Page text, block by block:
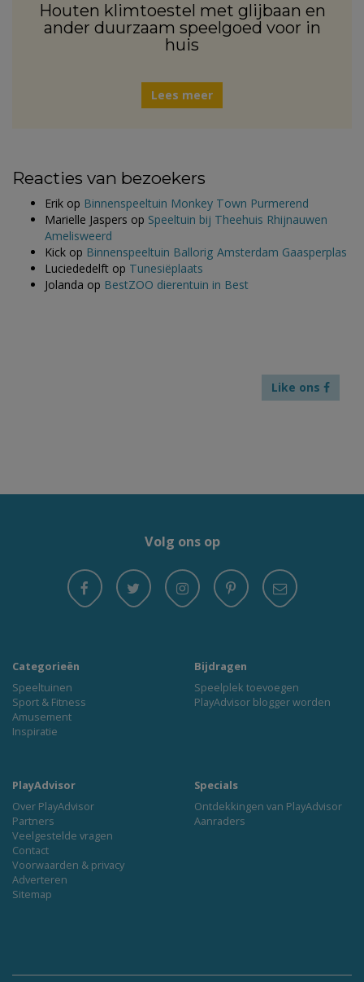
Houten klimtoestel met glijbaan en
ander duurzaam speelgoed voor in
huis
Lees meer
Reacties van bezoekers
Erik op Binnenspeeltuin Monkey Town Purmerend
Marielle Jaspers op Speeltuin bij Theehuis Rhijnauwen
Amelisweerd
Kick op Binnenspeeltuin Ballorig Amsterdam Gaasperplas
Luciededelft op Tunesiëplaats
Jolanda op BestZOO dierentuin in Best
Like ons
Volg ons op
Categorieën
Speeltuinen
Sport & Fitness
Amusement
Inspiratie
Bijdragen
Speelplek toevoegen
PlayAdvisor blogger worden
PlayAdvisor
Over PlayAdvisor
Partners
Veelgestelde vragen
Contact
Voorwaarden & privacy
Adverteren
Sitemap
Specials
Ontdekkingen van PlayAdvisor
Aanraders